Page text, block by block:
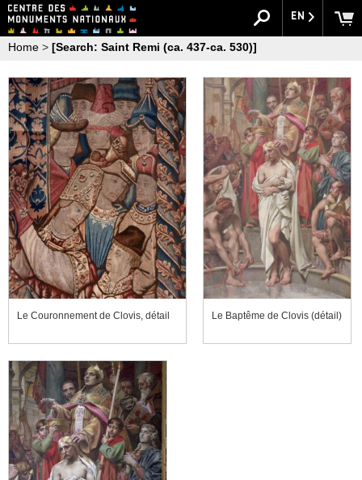
EN
Home > [Search: Saint Remi (ca. 437-ca. 530)]
Le Couronnement de Clovis, détail Le Baptême de Clovis (détail)